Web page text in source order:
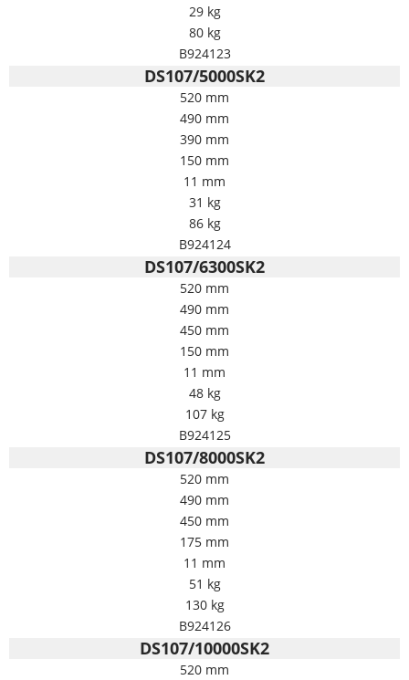
29 kg
80 kg
B924123
DS107/5000SK2
520 mm
490 mm
390 mm
150 mm
11 mm
31 kg
86 kg
B924124
DS107/6300SK2
520 mm
490 mm
450 mm
150 mm
11 mm
48 kg
107 kg
B924125
DS107/8000SK2
520 mm
490 mm
450 mm
175 mm
11 mm
51 kg
130 kg
B924126
DS107/10000SK2
520 mm